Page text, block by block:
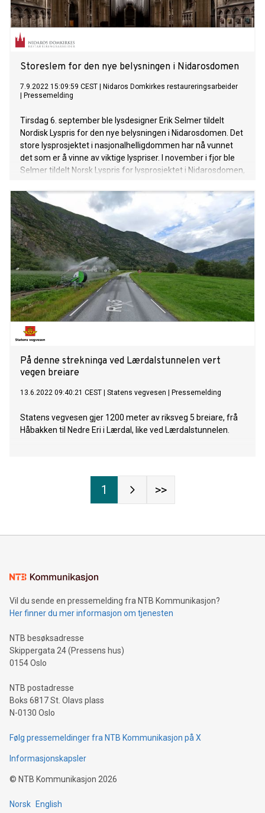
Storeslem for den nye belysningen i Nidarosdomen
7.9.2022 15:09:59 CEST
Nidaros Domkirkes restaureringsarbeider
Pressemelding
Tirsdag 6. september ble lysdesigner Erik Selmer tildelt
Nordisk Lyspris for den nye belysningen i Nidarosdomen. Det
store lysprosjektet i nasjonalhelligdommen har nå vunnet
det som er å vinne av viktige lyspriser. I november i fjor ble
Selmer tildelt Norsk Lyspris for lysprosjektet i Nidarosdomen,
Imellomtiden har lysprosjektet i Nidarosdomen også vunnet
internasjonal lyspris (IALD-Award).
På denne strekninga ved Lærdalstunnelen vert
vegen breiare
13.6.2022 09:40:21 CEST Statens vegvesen Pressemelding
Statens vegvesen gjer 1200 meter av riksveg 5 breiare, frå
Håbakken til Nedre Eri i Lærdal, like ved Lærdalstunnelen.
1 >>
Vil du sende en pressemelding fra NTB Kommunikasjon?
Her finner du mer informasjon om tjenesten
NTB besøksadresse
Skippergata 24 (Pressens hus)
0154 Oslo
NTB postadresse
Boks 6817 St. Olavs plass
N-0130 Oslo
Følg pressemeldinger fra NTB Kommunikasjon på X
Informasjonskapsler
© NTB Kommunikasjon 2026
Norsk English